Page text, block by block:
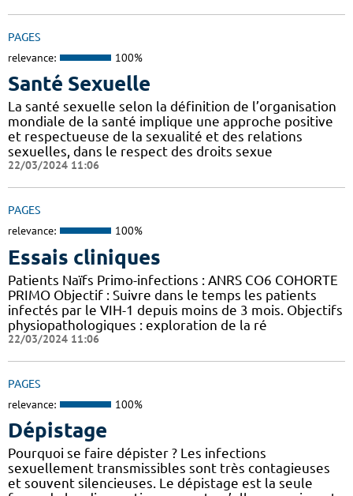
PAGES
relevance: 100%
Santé Sexuelle
La santé sexuelle selon la définition de l’organisation
mondiale de la santé implique une approche positive
et respectueuse de la sexualité et des relations
sexuelles, dans le respect des droits sexue
22/03/2024 11:06
PAGES
relevance: 100%
Essais cliniques
Patients Naïfs Primo-infections : ANRS CO6 COHORTE
PRIMO Objectif : Suivre dans le temps les patients
infectés par le VIH-1 depuis moins de 3 mois. Objectifs
physiopathologiques : exploration de la ré
22/03/2024 11:06
PAGES
relevance: 100%
Dépistage
Pourquoi se faire dépister ? Les infections
sexuellement transmissibles sont très contagieuses
et souvent silencieuses. Le dépistage est la seule